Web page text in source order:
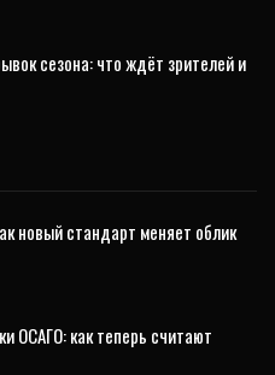
сезона: что ждёт зрителей и
новый стандарт меняет облик
ОСАГО: как теперь считают